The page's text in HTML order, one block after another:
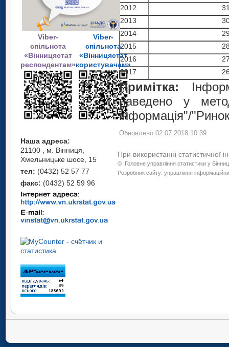
Viber-
спільнота
«Вінницястат
респондентам»
Viber-
спільнота
«Вінницястат
користувачам»
Наша адреса:
21100 , м. Вінниця,
Хмельницьке шосе, 15
тел: (0432) 52 57 77
факс: (0432) 52 59 96
2012
2013
2014
2015
2016
2017
Примітка:
наведено у
інформація"/
Обновлено 02.07.2018 10:39
При використанні статистичної
© Головне управління статистики у
Розробник сайту: управління